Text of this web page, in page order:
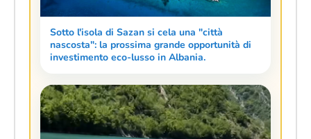
Sotto l'isola di Sazan si cela una "città
nascosta": la prossima grande opportunità di
investimento eco-lusso in Albania.